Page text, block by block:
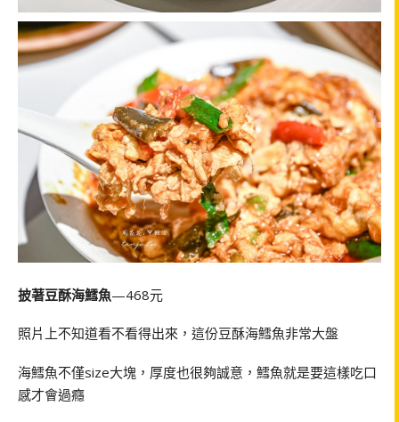
披著豆酥海鱈魚—468元
照片上不知道看不看得出來，這份豆酥海鱈魚非常大盤
海鱈魚不僅size大塊，厚度也很夠誠意，鱈魚就是要這樣吃口
感才會過癮